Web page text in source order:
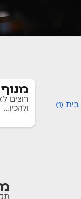
בית (
1
)
מנוף
רוצים
ולהכין…